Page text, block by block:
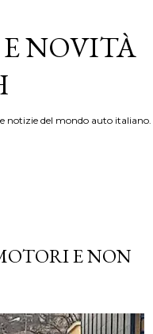
NOVITÀ
notizie del mondo auto italiano.
E NON